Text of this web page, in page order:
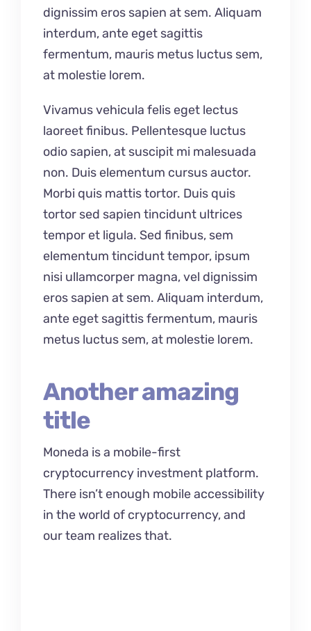
dignissim eros sapien at sem. Aliquam
interdum, ante eget sagittis
fermentum, mauris metus luctus sem,
at molestie lorem.
Vivamus vehicula felis eget lectus
laoreet finibus. Pellentesque luctus
odio sapien, at suscipit mi malesuada
non. Duis elementum cursus auctor.
Morbi quis mattis tortor. Duis quis
tortor sed sapien tincidunt ultrices
tempor et ligula. Sed finibus, sem
elementum tincidunt tempor, ipsum
nisi ullamcorper magna, vel dignissim
eros sapien at sem. Aliquam interdum,
ante eget sagittis fermentum, mauris
metus luctus sem, at molestie lorem.
Another amazing
title
Moneda is a mobile-first
cryptocurrency investment platform.
There isn’t enough mobile accessibility
in the world of cryptocurrency, and
our team realizes that.